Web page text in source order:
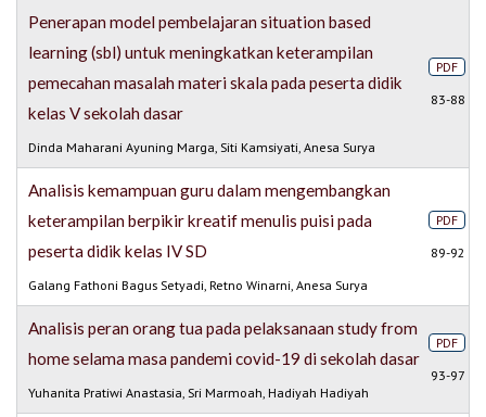
Penerapan model pembelajaran situation based
learning (sbl) untuk meningkatkan keterampilan
pemecahan masalah materi skala pada peserta didik
kelas V sekolah dasar
Dinda Maharani Ayuning Marga, Siti Kamsiyati, Anesa Surya
PDF
83-88
Analisis kemampuan guru dalam mengembangkan
keterampilan berpikir kreatif menulis puisi pada
peserta didik kelas IV SD
Galang Fathoni Bagus Setyadi, Retno Winarni, Anesa Surya
PDF
89-92
Analisis peran orang tua pada pelaksanaan study from
home selama masa pandemi covid-19 di sekolah dasar
Yuhanita Pratiwi Anastasia, Sri Marmoah, Hadiyah Hadiyah
PDF
93-97